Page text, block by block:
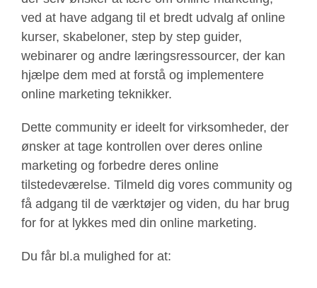
ved at have adgang til et bredt udvalg af online
kurser, skabeloner, step by step guider,
webinarer og andre læringsressourcer, der kan
hjælpe dem med at forstå og implementere
online marketing teknikker.
Dette community er ideelt for virksomheder, der
ønsker at tage kontrollen over deres online
marketing og forbedre deres online
tilstedeværelse. Tilmeld dig vores community og
få adgang til de værktøjer og viden, du har brug
for for at lykkes med din online marketing.
Du får bl.a mulighed for at: